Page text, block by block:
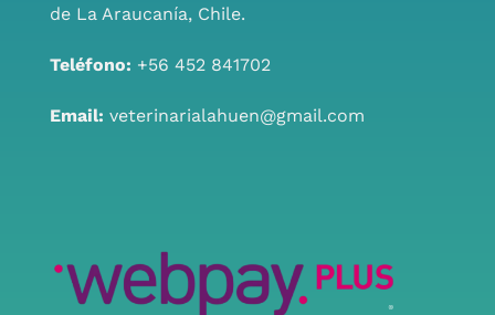
de La Araucanía, Chile.
Teléfono: +56 452 841702
Email: veterinarialahuen@gmail.com